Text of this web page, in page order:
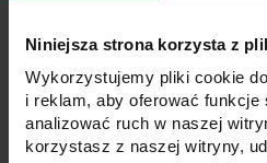
Niniejsza strona korzysta z
Wykorzystujemy pliki cookie
i reklam, aby oferować funkcje
analizować ruch w naszej
korzystasz z naszej witryny,
Oprawa natynkowa
łamana/obrotowa